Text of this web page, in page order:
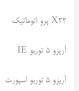
X22 پرو اتوماتیک
آریزو ۵ توربو IE
آریزو ۵ توربو اسپورت